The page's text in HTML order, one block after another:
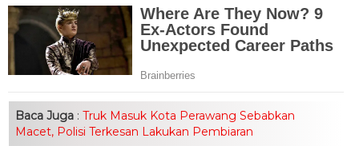
Baca Juga : Truk Masuk Kota Perawang Sebabkan
Macet, Polisi Terkesan Lakukan Pembiaran